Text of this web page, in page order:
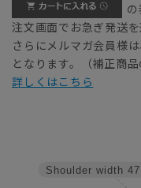
の
注文画面でお急ぎ発送を
さらにメルマガ会員様
となります。（補正商品
詳しくはこちら
Shoulder width